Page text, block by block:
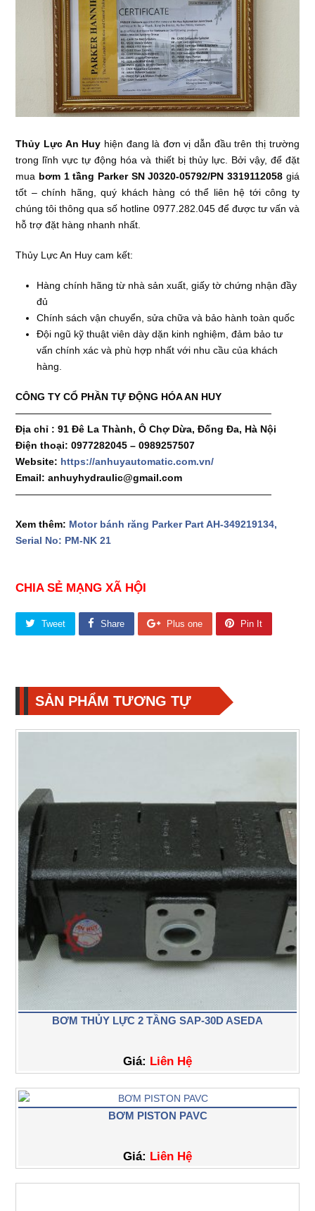
Thủy Lực An Huy hiện đang là đơn vị dẫn đầu trên thị trường
trong lĩnh vực tự động hóa và thiết bị thủy lực. Bởi vậy, để đặt
mua bơm 1 tầng Parker SN J0320-05792/PN 3319112058giá
tốt – chính hãng, quý khách hàng có thể liên hệ tới công ty
chúng tôi thông qua số hotline 0977.282.045 để được tư vấn và
hỗ trợ đặt hàng nhanh nhất.
Thủy Lực An Huy cam kết:
Hàng chính hãng từ nhà sản xuất, giấy tờ chứng nhận đầy
đủ
Chính sách vận chuyển, sửa chữa và bảo hành toàn quốc
Đội ngũ kỹ thuật viên dày dặn kinh nghiệm, đảm bảo tư
vấn chính xác và phù hợp nhất với nhu cầu của khách
hàng.
CÔNG TY CỔ PHẦN TỰ ĐỘNG HÓA AN HUY
——————————————————————————
Địa chỉ : 91 Đê La Thành, Ô Chợ Dừa, Đống Đa, Hà Nội
Điện thoại: 0977282045 – 0989257507
Website: https://anhuyautomatic.com.vn/
Email: anhuyhydraulic@gmail.com
——————————————————————————
Xem thêm: Motor bánh răng Parker Part AH-349219134,
Serial No: PM-NK 21
CHIA SẺ MẠNG XÃ HỘI
Tweet Share Plus one Pin It
SẢN PHẨM TƯƠNG TỰ
BƠM THỦY LỰC 2 TẦNG SAP-30D ASEDA
Giá: Liên Hệ
BƠM PISTON PAVC
Giá: Liên Hệ